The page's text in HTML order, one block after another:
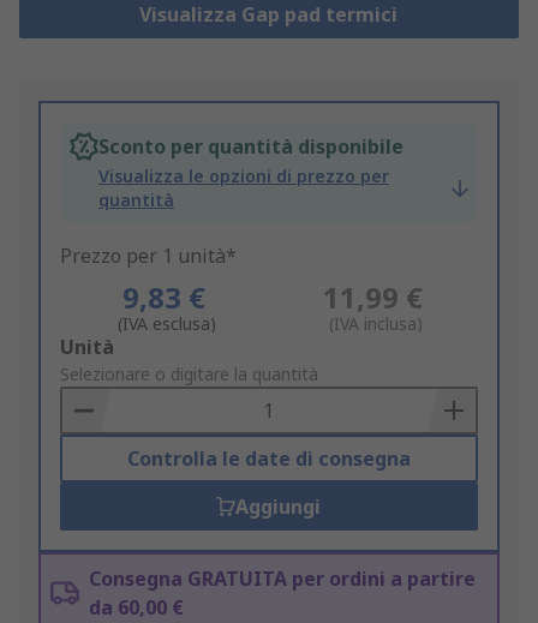
Visualizza Gap pad termici
Sconto per quantità disponibile
Visualizza le opzioni di prezzo per
quantità
Prezzo per 1 unità*
9,83 €
(IVA esclusa)
11,99 €
(IVA inclusa)
Add
to
Basket
Unità
Selezionare o digitare la quantità
Controlla le date di consegna
Aggiungi
Consegna GRATUITA per ordini a partire
da 60,00 €